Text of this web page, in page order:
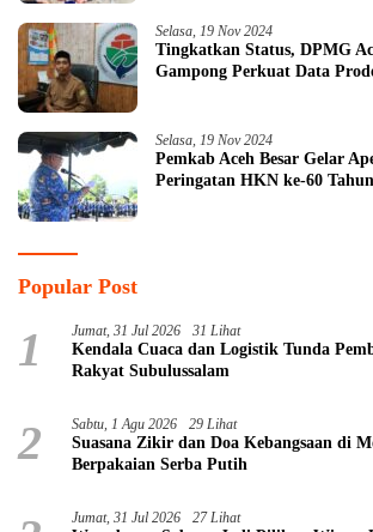
Selasa, 19 Nov 2024
Tingkatkan Status, DPMG
Gampong Perkuat Data
Selasa, 19 Nov 2024
Pemkab Aceh Besar Gelar
Peringatan HKN ke-60
Popular Post
1 Jumat, 31 Jul 2026 31 Lihat
Kendala Cuaca dan Logistik Tunda
Rakyat Subulussalam
2 Sabtu, 1 Agu 2026 29 Lihat
Suasana Zikir dan Doa Kebangsaan di
Berpakaian Serba Putih
Jumat, 31 Jul 2026 27 Lihat